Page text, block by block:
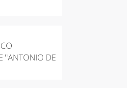
"ANTONIO DE